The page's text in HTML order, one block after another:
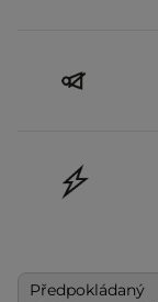
Předpokládaný